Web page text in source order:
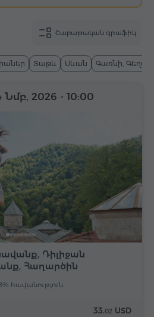
Շաբաթական գրաֆիկ
Տաթև Սևան Գառնի,
Դիլիջան
Հաղարծին
հավանություն
Նմբ, 2026 - 10:00
33.02 USD